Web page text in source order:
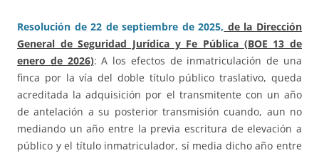
Resolución de 22 de septiembre de 2025, de la Dirección
General de Seguridad Jurídica y Fe Pública (BOE 13 de
enero de 2026): A los efectos de inmatriculación de una
finca por la vía del doble título público traslativo, queda
acreditada la adquisición por el transmitente con un año
de antelación a su posterior transmisión cuando, aun no
mediando un año entre la previa escritura de elevación a
público y el título inmatriculador, sí media dicho año entre